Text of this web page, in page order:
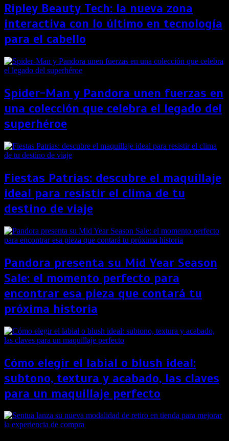
Ripley Beauty Tech: la nueva zona
interactiva con lo último en tecnología
para el cabello
Spider-Man y Pandora unen fuerzas en
una colección que celebra el legado del
superhéroe
Fiestas Patrias: descubre el maquillaje
ideal para resistir el clima de tu
destino de viaje
Pandora presenta su Mid Year Season
Sale: el momento perfecto para
encontrar esa pieza que contará tu
próxima historia
Cómo elegir el labial o blush ideal:
subtono, textura y acabado, las claves
para un maquillaje perfecto